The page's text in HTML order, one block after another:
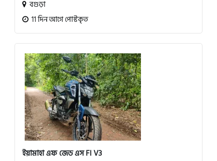
বগুড়া
11 দিন আগে পোস্টকৃত
ইয়ামাহা এফ জেড এস FI V3